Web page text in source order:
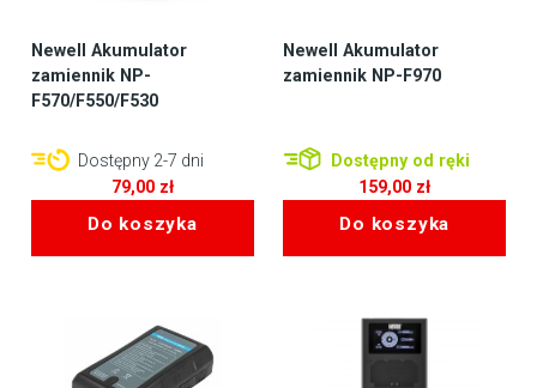
Newell Akumulator
zamiennik NP-
F570/F550/F530
Dostępny 2-7 dni
79,00 zł
Do koszyka
Newell Akumulator
zamiennik NP-F970
Dostępny od ręki
159,00 zł
Do koszyka